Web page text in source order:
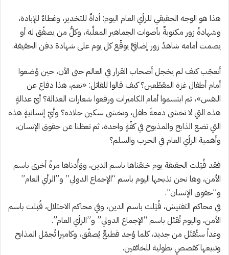
هذا هو الوجه الحقيقي للرأي العام اليوم: أداةٌ للتخدير، وغطاءٌ للإبادة،
وشهادةُ زور مكتوبةٌ بأصوات الجماهير المعلَّبة، وكلُّ من يصفّق له أو
يصمت أمامه شاهدُ زور إضافيٌّ يوقّع كل يوم على شهادة دفن الحقيقة.
أتعجّب كيف لم يخجل أصحاب القرار في العالم حتى الآن، حين وُضعوا
أمام أطفال غزة المقطّعين؟ كيف قالوا للقاتل: «نعم، هذا دفاع عن
النفس»، ثم ابتسموا أمام الكاميرات ورفعوا شعارات العدالة؟ أيّ عدالةٍ
هذه التي لا تخشى دمعةَ طفل، وتخشى سكين جلاده؟ وأيّ إنسانيةٍ هذه
التي تضع الذابح والمذبوح في كفّةٍ واحدة، ثم تعظنا عن حقوق الإنسان،
وأهمية الرأي العام في الحرب والسلم؟
فقد قُتِلت الحقيقة يوم خنقناها باسم الدين، ووَأْدناها مرةً أخرى باسم
الأمن، وها نحن نذبحها اليوم باسم “الإجماع الدولي” و”الرأي العام”
و”حقوق الإنسان”.
في محاكم التفتيش، قُتِلت باسم الدين، وفي محاكم الاحتلال، قُتِلت باسم
الأمن، واليوم تُقتَل باسم “الإجماع الدولي” و”الرأي العام”.
وغداً ستُقتَل من جديد، كلما وُجد قطيعٌ يُصفّق، وكاميرا تُجمّل المذابح
وتبيعها كقصصٍ بطولية للخائفين.